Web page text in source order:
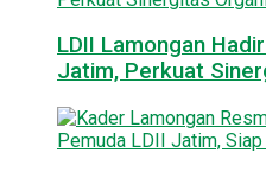
LDII Lamongan
Jatim, Perkuat